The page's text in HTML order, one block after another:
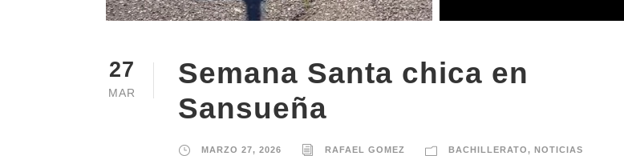
27
MAR
Semana Santa chica en
Sansueña
MARZO 27, 2026 RAFAEL GOMEZ BACHILLERATO, NOTICIAS